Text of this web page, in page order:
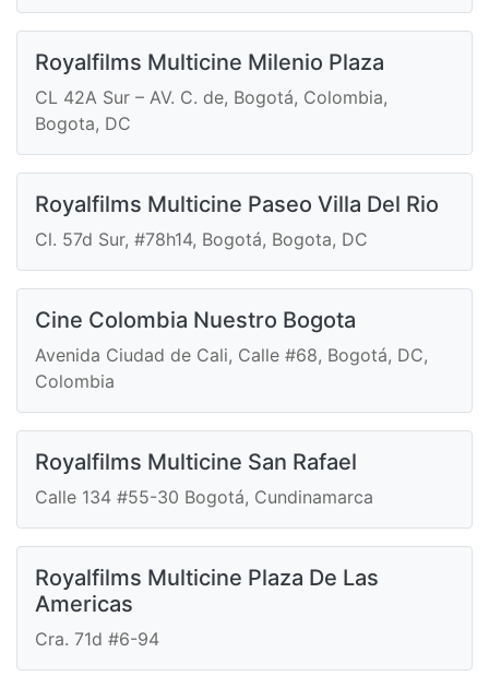
Royalfilms Multicine Milenio Plaza
CL 42A Sur – AV. C. de, Bogotá, Colombia,
Bogota, DC
Royalfilms Multicine Paseo Villa Del Rio
Cl. 57d Sur, #78h14, Bogotá, Bogota, DC
Cine Colombia Nuestro Bogota
Avenida Ciudad de Cali, Calle #68, Bogotá, DC,
Colombia
Royalfilms Multicine San Rafael
Calle 134 #55-30 Bogotá, Cundinamarca
Royalfilms Multicine Plaza De Las
Americas
Cra. 71d #6-94